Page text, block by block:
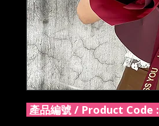
產品編號 / Product Code :